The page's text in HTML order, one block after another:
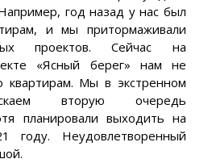
год назад у нас был
и мы притормаживали
проектов. Сейчас на
«Ясный берег» нам не
квартирам. Мы в экстренном
вторую очередь
планировали выходить на
году. Неудовлетворенный